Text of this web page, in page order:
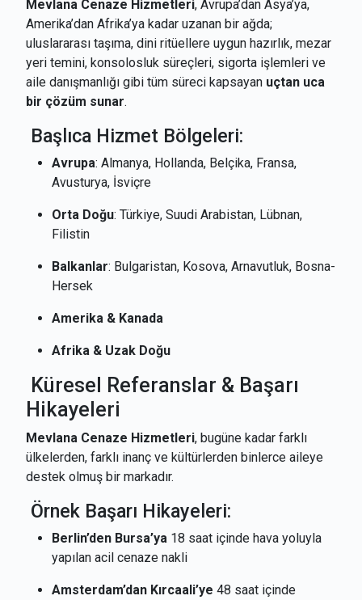
Mevlana Cenaze Hizmetleri, Avrupa’dan Asya’ya,
Amerika’dan Afrika’ya kadar uzanan bir ağda;
uluslararası taşıma, dini ritüellere uygun hazırlık, mezar
yeri temini, konsolosluk süreçleri, sigorta işlemleri ve
aile danışmanlığı gibi tüm süreci kapsayan uçtan uca
bir çözüm sunar.
Başlıca Hizmet Bölgeleri:
Avrupa: Almanya, Hollanda, Belçika, Fransa,
Avusturya, İsviçre
Orta Doğu: Türkiye, Suudi Arabistan, Lübnan,
Filistin
Balkanlar: Bulgaristan, Kosova, Arnavutluk, Bosna-
Hersek
Amerika & Kanada
Afrika & Uzak Doğu
Küresel Referanslar & Başarı
Hikayeleri
Mevlana Cenaze Hizmetleri, bugüne kadar farklı
ülkelerden, farklı inanç ve kültürlerden binlerce aileye
destek olmuş bir markadır.
Örnek Başarı Hikayeleri:
Berlin’den Bursa’ya 18 saat içinde hava yoluyla
yapılan acil cenaze nakli
Amsterdam’dan Kırcaali’ye 48 saat içinde